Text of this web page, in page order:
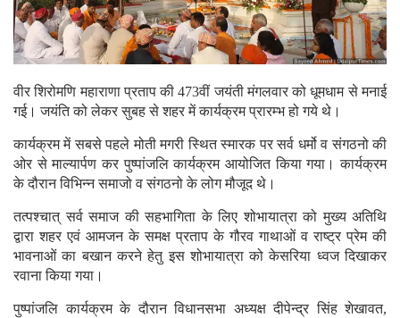
वीर शिरोमणि महाराणा प्रताप की 473वीं जयंती मंगलवार को धूमधाम से मनाई
गई। जयंति को लेकर सुबह से शहर में कार्यक्रम प्रारम्भ हो गये थे।
कार्यक्रम में सबसे पहले मोती मगरी स्थित स्मारक पर सर्व धर्मो व संगठनो की
ओर से माल्यार्पण कर पुष्पांजलि कार्यक्रम आयोजित किया गया। कार्यक्रम
के दौरान विभिन्न समाजो व संगठनो के लोग मौजूद थे।
तत्पश्चात् सर्व समाज की सहभागिता के लिए शोभायात्रा को मुख्य अतिथि
द्वारा शहर एवं आमजन के समक्ष प्रताप के गौरव गाथाओं व राष्ट्र प्रेम की
भावनाओं का बखान करने हेतु इस शोभायात्रा को केसरिया ध्वज दिखाकर
रवाना किया गया।
पुष्पांजलि कार्यक्रम के दौरान विधानसभा अध्यक्ष दीपेन्द्र सिंह शेखावत,